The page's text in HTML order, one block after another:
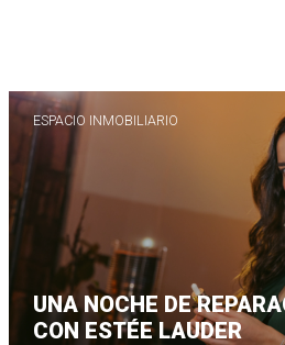
ESPACIO INMOBILIARIO
UNA NOCHE DE
CON ESTÉE LAUDER